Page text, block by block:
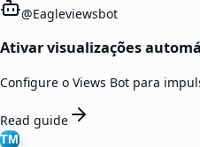
@Eagleviewsbot
Ativar visualizações
Configure o Views Bot para
Read guide
TM